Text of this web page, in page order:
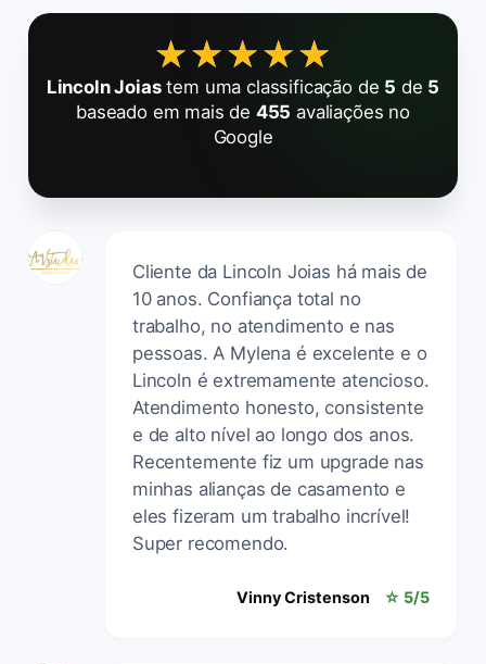
★★★★★
★★★★★
Lincoln Joiastem uma classificação de 5 de 5
baseado em mais de 455 avaliações no
Google
Cliente da Lincoln Joias há mais de
10 anos. Confiança total no
trabalho, no atendimento e nas
pessoas. A Mylena é excelente e o
Lincoln é extremamente atencioso.
Atendimento honesto, consistente
e de alto nível ao longo dos anos.
Recentemente fiz um upgrade nas
minhas alianças de casamento e
eles fizeram um trabalho incrível!
Super recomendo.
Vinny Cristenson ☆ 5/5